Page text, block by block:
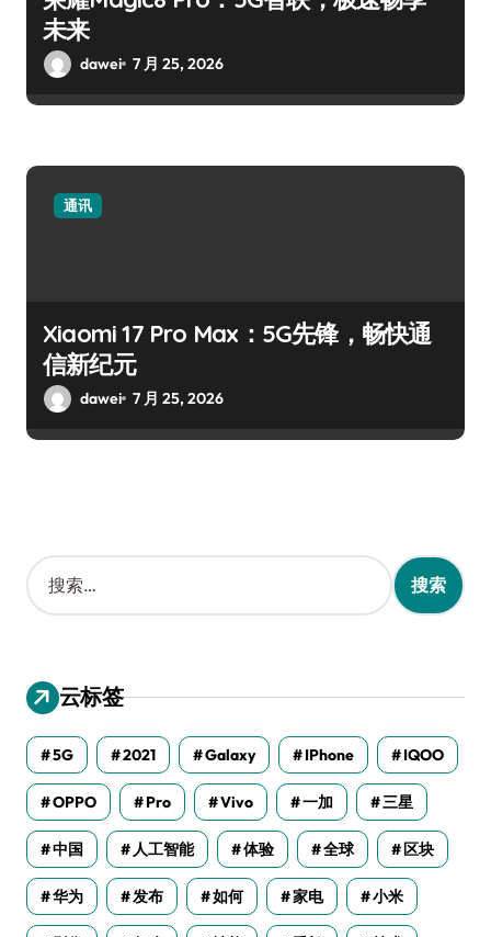
未来
dawei 7 月 25, 2026
通讯
Xiaomi 17 Pro Max：5G先锋，畅快通
信新纪元
dawei 7 月 25, 2026
搜
索
：
云标签
5G 2021 Galaxy IPhone IQOO
OPPO Pro Vivo 一加 三星
中国 人工智能 体验 全球 区块
华为 发布 如何 家电 小米